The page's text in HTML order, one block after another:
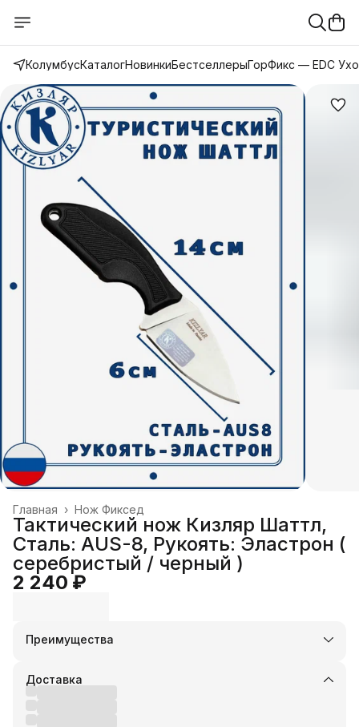
КолумбусКаталогНовинкиБестселлерыГорФикс — EDC
Нож Фиксед
Главная ›
Тактический нож Кизляр Шаттл,
Сталь: АUS-8, Рукоять: Эластрон (
серебристый / черный )
2 240 ₽
Преимущества
Оплата частями в Сплит
Удобный возврат
Доставка